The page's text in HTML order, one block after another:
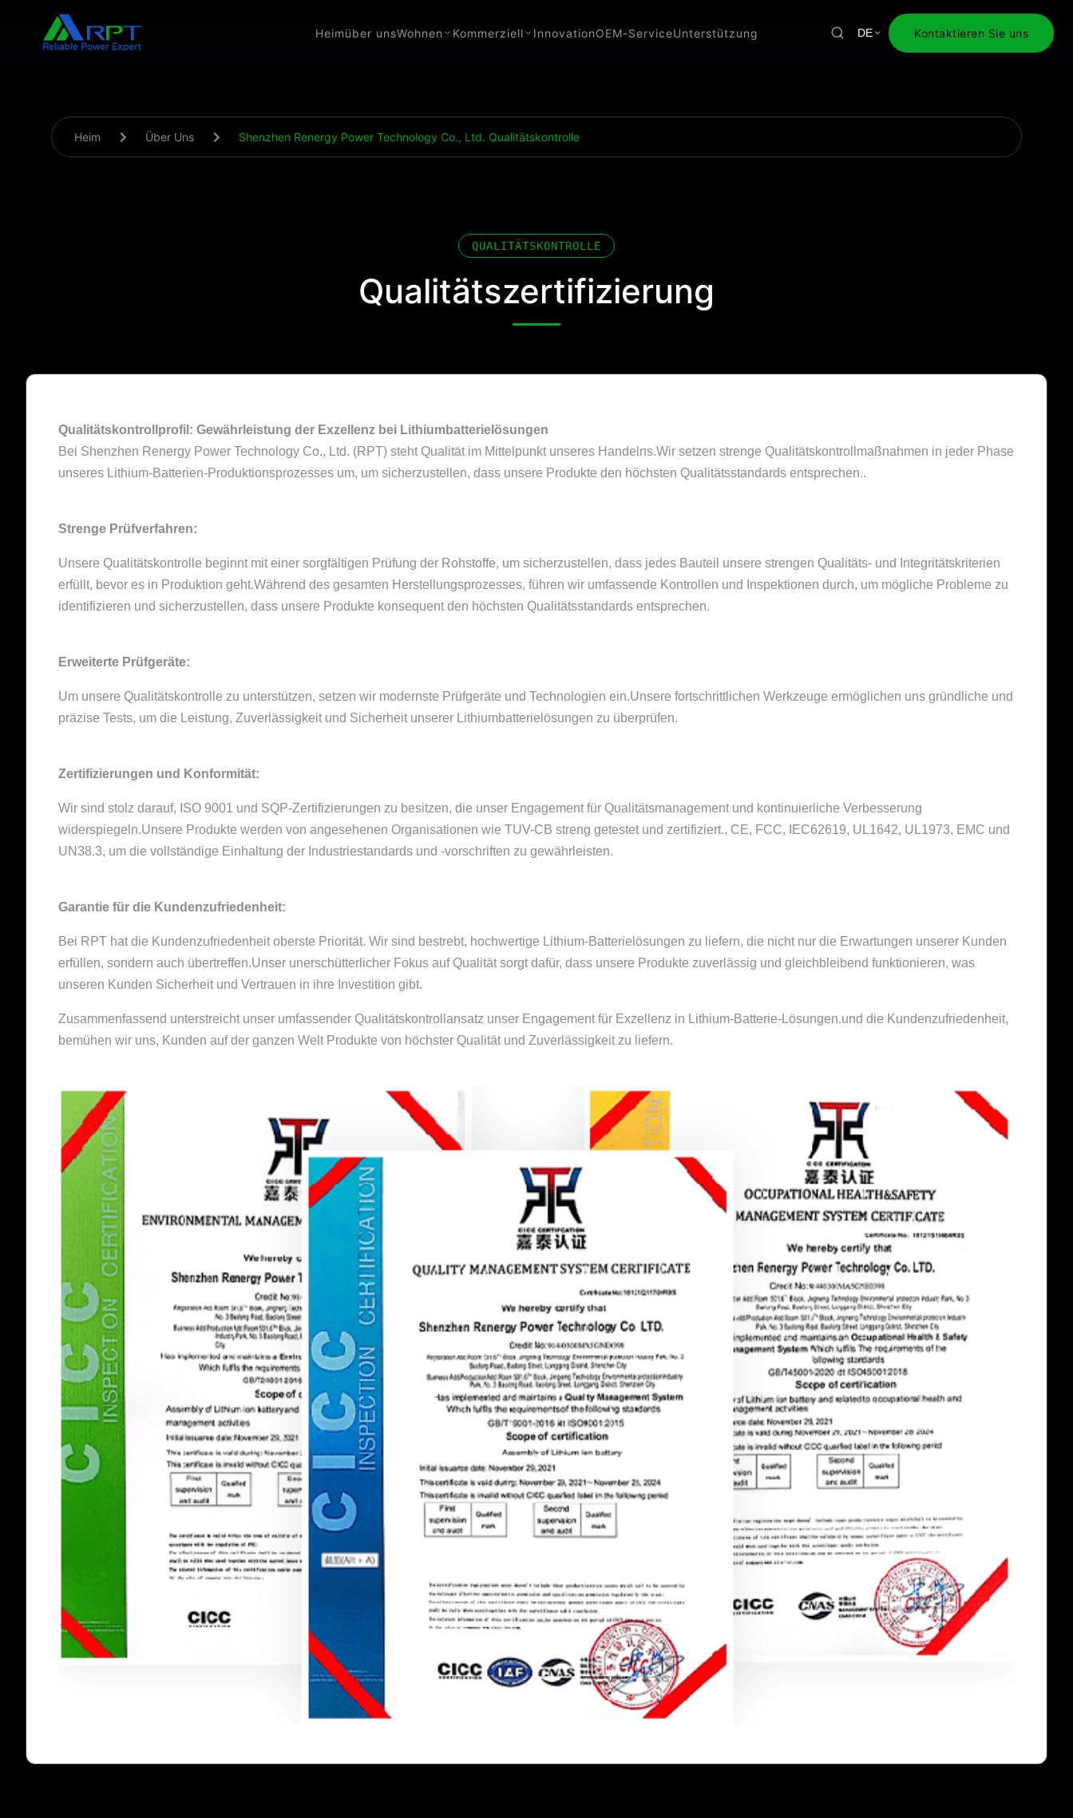
Heimüber unsWohnen Kommerziell InnovationOEM-ServiceUnterstützung DE Kontaktieren Sie uns
Heim Über Uns Shenzhen Renergy Power Technology Co., Ltd. Qualitätskontrolle
QUALITÄTSKONTROLLE
Qualitätszertifizierung
Qualitätskontrollprofil: Gewährleistung der Exzellenz bei Lithiumbatterielösungen
Bei Shenzhen Renergy Power Technology Co., Ltd. (RPT) steht Qualität im Mittelpunkt unseres Handelns.Wir setzen strenge Qualitätskontrollmaßnahmen in jeder Phase
unseres Lithium-Batterien-Produktionsprozesses um, um sicherzustellen, dass unsere Produkte den höchsten Qualitätsstandards entsprechen..
Strenge Prüfverfahren:
Unsere Qualitätskontrolle beginnt mit einer sorgfältigen Prüfung der Rohstoffe, um sicherzustellen, dass jedes Bauteil unsere strengen Qualitäts- und Integritätskriterien
erfüllt, bevor es in Produktion geht.Während des gesamten Herstellungsprozesses, führen wir umfassende Kontrollen und Inspektionen durch, um mögliche Probleme zu
identifizieren und sicherzustellen, dass unsere Produkte konsequent den höchsten Qualitätsstandards entsprechen.
Erweiterte Prüfgeräte:
Um unsere Qualitätskontrolle zu unterstützen, setzen wir modernste Prüfgeräte und Technologien ein.Unsere fortschrittlichen Werkzeuge ermöglichen uns gründliche und
präzise Tests, um die Leistung, Zuverlässigkeit und Sicherheit unserer Lithiumbatterielösungen zu überprüfen.
Zertifizierungen und Konformität:
Wir sind stolz darauf, ISO 9001 und SQP-Zertifizierungen zu besitzen, die unser Engagement für Qualitätsmanagement und kontinuierliche Verbesserung
widerspiegeln.Unsere Produkte werden von angesehenen Organisationen wie TUV-CB streng getestet und zertifiziert., CE, FCC, IEC62619, UL1642, UL1973, EMC und
UN38.3, um die vollständige Einhaltung der Industriestandards und -vorschriften zu gewährleisten.
Garantie für die Kundenzufriedenheit:
Bei RPT hat die Kundenzufriedenheit oberste Priorität. Wir sind bestrebt, hochwertige Lithium-Batterielösungen zu liefern, die nicht nur die Erwartungen unserer Kunden
erfüllen, sondern auch übertreffen.Unser unerschütterlicher Fokus auf Qualität sorgt dafür, dass unsere Produkte zuverlässig und gleichbleibend funktionieren, was
unseren Kunden Sicherheit und Vertrauen in ihre Investition gibt.
Zusammenfassend unterstreicht unser umfassender Qualitätskontrollansatz unser Engagement für Exzellenz in Lithium-Batterie-Lösungen.und die Kundenzufriedenheit,
bemühen wir uns, Kunden auf der ganzen Welt Produkte von höchster Qualität und Zuverlässigkeit zu liefern.